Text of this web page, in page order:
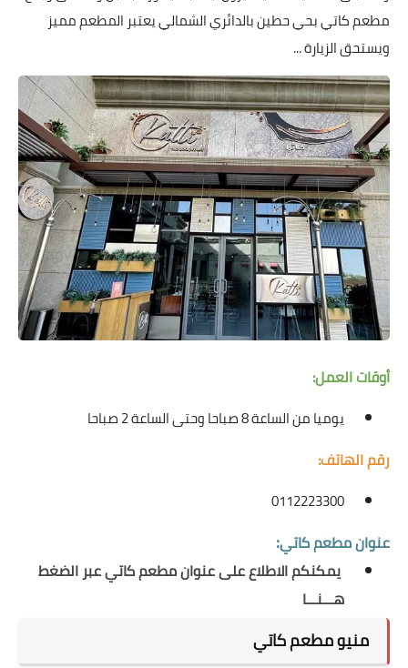
مطعم كاتي بحي حطين بالدائري الشمالي يعتبر المطعم مميز
ويستحق الزيارة ...
أوقات العمل:
يوميا من الساعة 8 صباحا وحتى الساعة 2 صباحا
رقم الهاتف:
0112223300
عنوانمطعم كاتي:
يمكنكم الاطلاع على عنوان مطعم كاتي عبر الضغط
هـــنـــا
منيو مطعم كاتي